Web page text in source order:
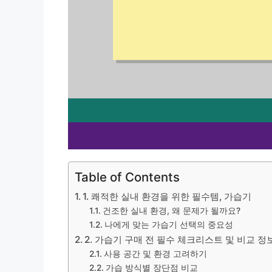
Table of Contents
1. 쾌적한 실내 환경을 위한 필수템, 가습기
건조한 실내 환경, 왜 문제가 될까요?
나에게 맞는 가습기 선택의 중요성
2. 가습기 구매 전 필수 체크리스트 및 비교 정
사용 공간 및 환경 고려하기
가습 방식별 장단점 비교